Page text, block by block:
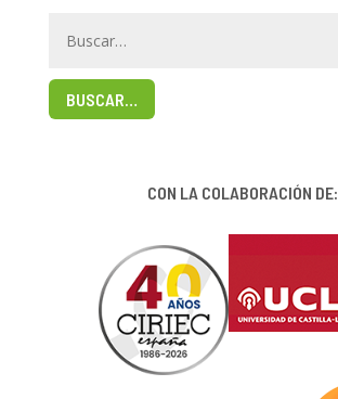
BUSCAR…
CON LA COLABORACIÓN DE: